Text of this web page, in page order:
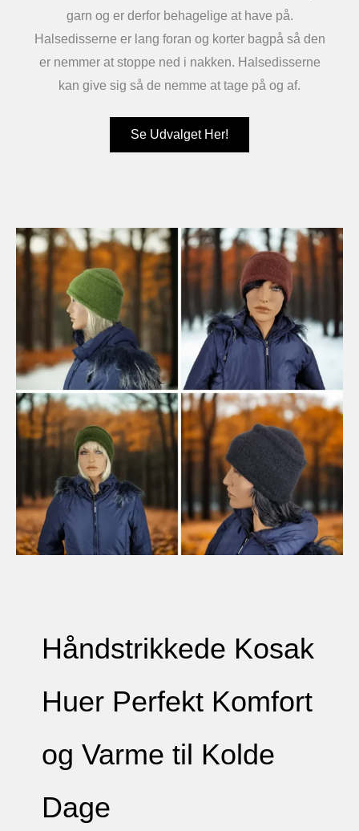
garn og er derfor behagelige at have på.
Halsedisserne er lang foran og korter bagpå så den
er nemmer at stoppe ned i nakken. Halsedisserne
kan give sig så de nemme at tage på og af.
Se Udvalget Her!
Håndstrikkede Kosak
Huer Perfekt Komfort
og Varme til Kolde
Dage